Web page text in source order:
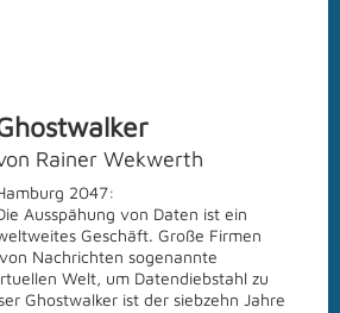
Rainer Wekwerth
2047:
Ausspähung von Daten ist ein
Geschäft. Große Firmen
Nachrichten sogenannte
Welt, um Datendiebstahl zu
Ghostwalker ist der siebzehn Jahre